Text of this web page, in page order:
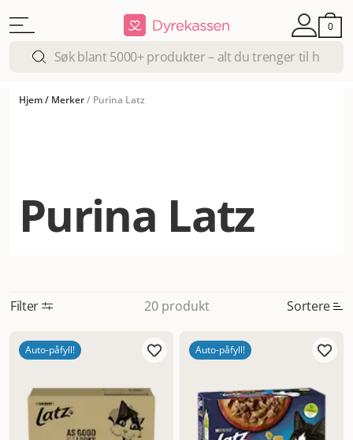
0
Hjem/ Merker/ Purina Latz
Purina Latz
Filter 20 produkt Sortere
Mest relevant
Høyest pris
Lavest pris
Auto-påfyll! Auto-påfyll!